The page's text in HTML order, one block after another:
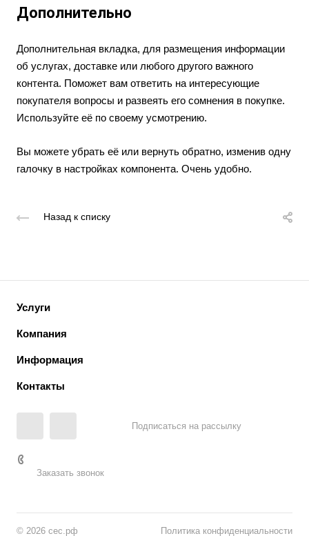
Дополнительно
Дополнительная вкладка, для размещения информации
об услугах, доставке или любого другого важного
контента. Поможет вам ответить на интересующие
покупателя вопросы и развеять его сомнения в покупке.
Используйте её по своему усмотрению.
Вы можете убрать её или вернуть обратно, изменив одну
галочку в настройках компонента. Очень удобно.
Назад к списку
Услуги
Компания
Информация
Контакты
Подписаться на рассылку
Заказать звонок
© 2026 сес.рф Политика конфиденциальности